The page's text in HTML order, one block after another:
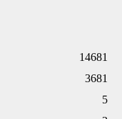
14681
3681
5